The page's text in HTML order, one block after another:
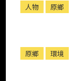
人物 原鄉
原鄉 環境